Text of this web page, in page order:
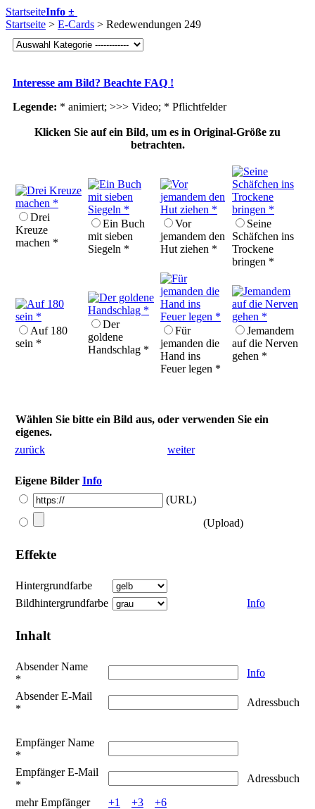
StartseiteInfo ±
Startseite > E-Cards > Redewendungen 249
Interesse am Bild? Beachte FAQ !
Legende: * animiert; >>> Video; * Pflichtfelder
Klicken Sie auf ein Bild, um es in Original-Größe zu
betrachten.
Drei
Kreuze
machen *
Ein Buch
mit sieben
Siegeln *
Vor
jemandem den
Hut ziehen *
Seine
Schäfchen ins
Trockene
bringen *
Auf 180
sein *
Der
goldene
Handschlag *
Für
jemanden die
Hand ins
Feuer legen *
Jemandem
auf die Nerven
gehen *
Wählen Sie bitte ein Bild aus, oder verwenden Sie ein
eigenes.
zurück
weiter
Eigene Bilder Info
(URL)
(Upload)
Effekte
Hintergrundfarbe
Bildhintergrundfarbe
Info
Inhalt
Absender Name
*
Info
Absender E-Mail
*
Adressbuch
Empfänger Name
*
Empfänger E-Mail
*
Adressbuch
mehr Empfänger
+1 +3 +6